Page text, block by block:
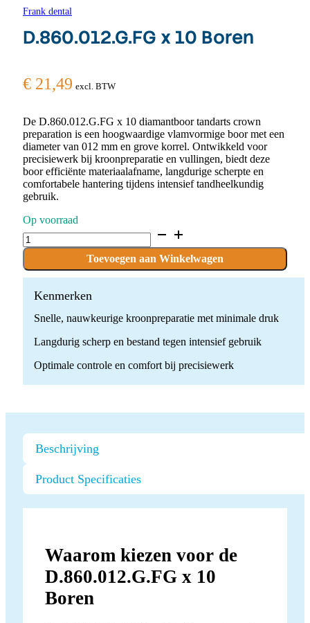
Frank dental
D.860.012.G.FG x 10 Boren
€ 21,49 excl. BTW
De D.860.012.G.FG x 10 diamantboor tandarts crown
preparation is een hoogwaardige vlamvormige boor met een
diameter van 012 mm en grove korrel. Ontwikkeld voor
precisiewerk bij kroonpreparatie en vullingen, biedt deze
boor efficiënte materiaalafname, langdurige scherpte en
comfortabele hantering tijdens intensief tandheelkundig
gebruik.
Op voorraad
D.860.012.G.FG
x
Boren
quantity
Toevoegen aan Winkelwagen
Kenmerken
Snelle, nauwkeurige kroonpreparatie met minimale druk
Langdurig scherp en bestand tegen intensief gebruik
Optimale controle en comfort bij precisiewerk
Beschrijving
Product Specificaties
Waarom kiezen voor de
D.860.012.G.FG x 10
Boren